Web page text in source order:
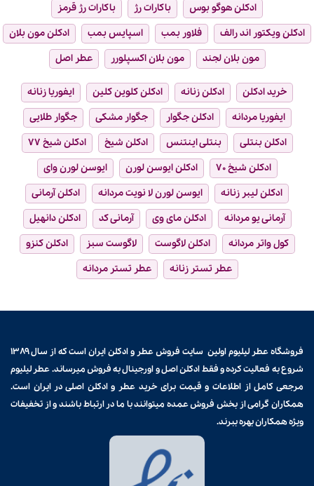
ادکلن هوگو بوس
باکارات رژ
باکارات رژ قرمز
ادکلن ویکتور اند رالف
فلاور بمب اسپایس بمب
ادکلن مون بلان
مون بلان لجند
مون بلان اکسپلورر عطر اصل
خرید ادکلن ادکلن زنانه ادکلن کلوین کلین
ایفوریا زنانه
ایفوریا مردانه
ادکلن جگوار جگوار مشکی
جگوار طلایی
ادکلن بنتلی
بنتلی اینتنس ادکلن شیخ
ادکلن شیخ ۷۷
ادکلن شیخ ۷۰
ادکلن ایوسن لورن
ایوسن لورن وای
ادکلن لیبر زنانه
ایوسن لورن لا نویت مردانه
ادکلن آرمانی
آرمانی یو مردانه
ادکلن مای وی آرمانی کد
ادکلن دانهیل
کول واتر مردانه
ادکلن لاگوست لاگوست سبز
ادکلن کنزو
عطر تستر زنانه
عطر تستر مردانه
فروشگاه عطر لیلیوم اولین سایت فروشعطر و ادکلن
ایران است که از سال ۱۳۸۹
شروع به فعالیت کرده و فقط ادکلن اصل و اورجینال به فروش میرساند. عطر لیلیوم
مرجعی کامل از اطلاعات و قیمت برایخرید عطر و ادکلن اصلی در ایران است.
همکاران گرامی از بخش فروش عمده میتوانند با ما در ارتباط باشند و از تخفیفات
ویژه همکاران بهره ببرند.